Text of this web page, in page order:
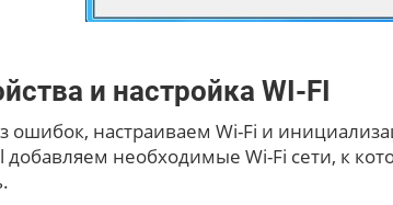
и настройка WI-FI
ошибок, настраиваем Wi-Fi и
добавляем необходимые Wi-Fi сети, к